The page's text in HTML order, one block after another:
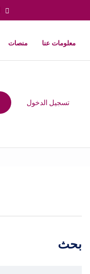
منصات معلومات عنا
تسجيل الدخول
بحث